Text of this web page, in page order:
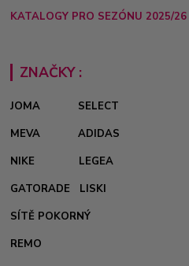
KATALOGY PRO SEZÓNU 2025/26
ZNAČKY :
JOMA
SELECT
MEVA
ADIDAS
NIKE
LEGEA
GATORADE
LISKI
SÍTĚ POKORNÝ
REMO